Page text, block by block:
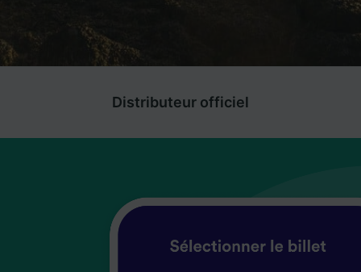
Distributeur officiel